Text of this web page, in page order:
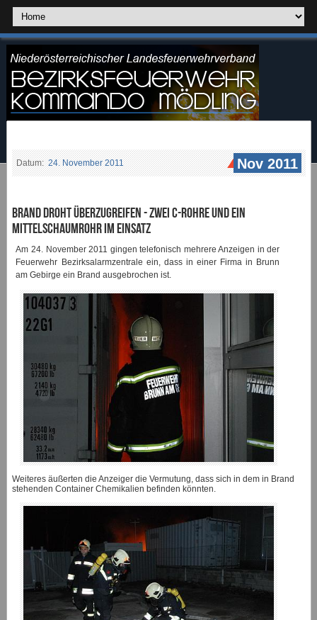
Datum: 24. November 2011 Nov 2011
Brand droht überzugreifen - zwei C-Rohre und ein
Mittelschaumrohr im Einsatz
Am 24. November 2011 gingen telefonisch mehrere Anzeigen in der
Feuerwehr Bezirksalarmzentrale ein, dass in einer Firma in Brunn
am Gebirge ein Brand ausgebrochen ist.
Weiteres äußerten die Anzeiger die Vermutung, dass sich in dem in Brand
stehenden Container Chemikalien befinden könnten.